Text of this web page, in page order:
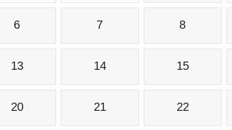
6 7 8
13 14 15
20 21 22